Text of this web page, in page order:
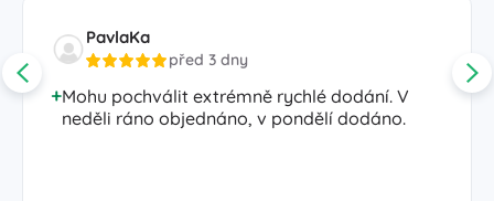
PavlaKa
před 3 dny
Mohu pochválit extrémně rychlé dodání. V
neděli ráno objednáno, v pondělí dodáno.